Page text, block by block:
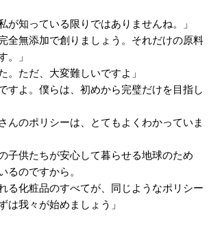
が知っている限りではありませんね。」
全無添加で創りましょう。それだけの原料
。」
。ただ、大変難しいですよ」
すよ。僕らは、初めから完璧だけを目指し
んのポリシーは、とてもよくわかっていま
子供たちが安心して暮らせる地球のため
るのですから。
る化粧品のすべてが、同じようなポリシー
は我々が始めましょう」